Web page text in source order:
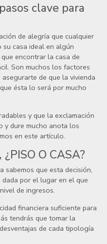
clave para
de alegría que cualquier
casa ideal en algún
encontrar la casa de
Son muchos los factores
de que la vivienda
ésta lo será por mucho
y que la exclamación
y dure mucho anota los
en este artículo.
O CASA?
sabemos que esta decisión,
por el lugar en el que
de ingresos.
financiera suficiente para
tendrás que tomar la
de cada tipología